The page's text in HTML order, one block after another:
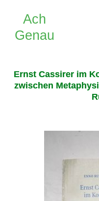
Ernst Cassirer im
zwischen